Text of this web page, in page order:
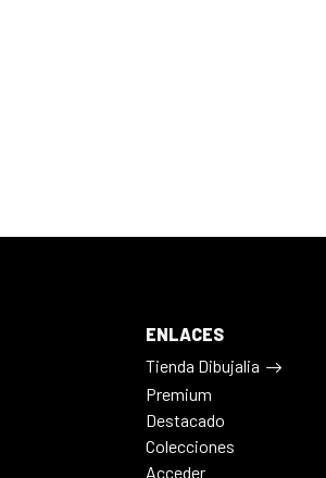
ENLACES
Tienda Dibujalia
Premium
Destacado
Colecciones
Acceder